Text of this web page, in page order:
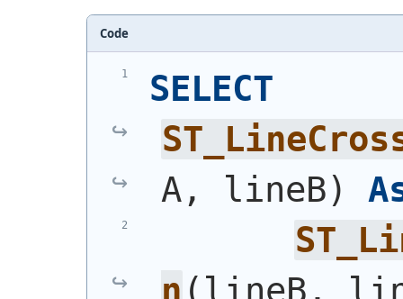
Code
SELECT
A, lineB)
n ( lineB,